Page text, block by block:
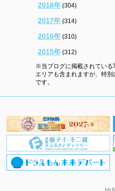
2018年 (304)
2017年 (314)
2016年 (310)
2015年 (312)
※当ブログに掲載されている
エリアも含まれますが、特
です。